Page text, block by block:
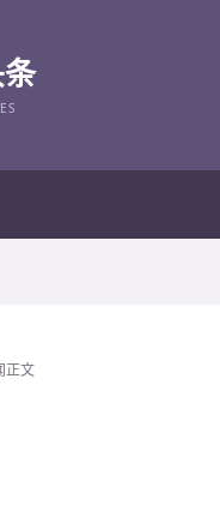
正文